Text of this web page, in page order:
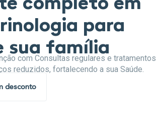
completo em
para
sua família
com Consultas regulares e tratamentos
reduzidos, fortalecendo a sua Saúde.
desconto